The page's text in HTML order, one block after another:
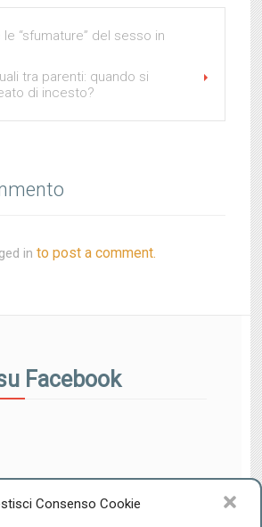
Consenso Cookie
“sfumature” del sesso in
tra parenti: quando si
di incesto?
in to post a comment.
Facebook